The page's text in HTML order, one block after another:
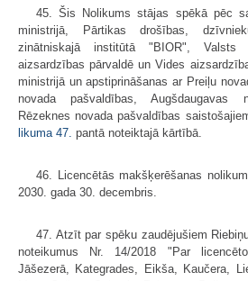
45. Šis Nolikums stājas spēkā pēc
ministrijā, Pārtikas drošības,
zinātniskajā institūtā "BIOR", Valsts
aizsardzības pārvaldē un Vides
ministrijā un apstiprināšanas ar Preiļu
novada pašvaldības, Augšdaugavas
Rēzeknes novada pašvaldības
likuma 47. pantā noteiktajā kārtībā.
46. Licencētās makšķerēšanas
2030. gada 30. decembris.
47. Atzīt par spēku zaudējušiem
noteikumus Nr. 14/2018 "Par
Jāšezerā, Kategrades, Eikša, Kaučera,